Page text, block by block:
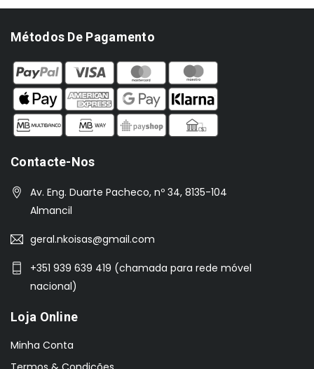
Métodos De Pagamento
Contacte-Nos
Av. Eng. Duarte Pacheco, nº 34, 8135-104
Almancil
geral.nkoisas@gmail.com
+351 939 639 419 (chamada para rede móvel
nacional)
Loja Online
Minha Conta